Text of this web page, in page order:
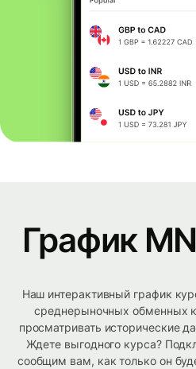
График
Наш интерактивный график
среднерыночных обменных
просматривать исторические
Ждете выгодного курса?
сообщим вам, как только он